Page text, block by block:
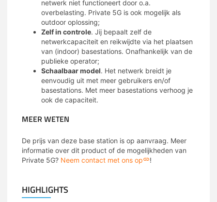
netwerk niet functioneert door o.a.
overbelasting. Private 5G is ook mogelijk als
outdoor oplossing;
Zelf in controle. Jij bepaalt zelf de
netwerkcapaciteit en reikwijdte via het plaatsen
van (indoor) basestations. Onafhankelijk van de
publieke operator;
Schaalbaar model. Het netwerk breidt je
eenvoudig uit met meer gebruikers en/of
basestations. Met meer basestations verhoog je
ook de capaciteit.
MEER WETEN
De prijs van deze base station is op aanvraag. Meer
informatie over dit product of de mogelijkheden van
Private 5G? Neem contact met ons op !
HIGHLIGHTS